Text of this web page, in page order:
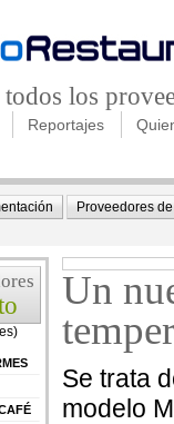
los
Reportajes
Proveedores
Un
Se trata
modelo